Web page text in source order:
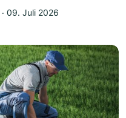
‧ 09. Juli 2026